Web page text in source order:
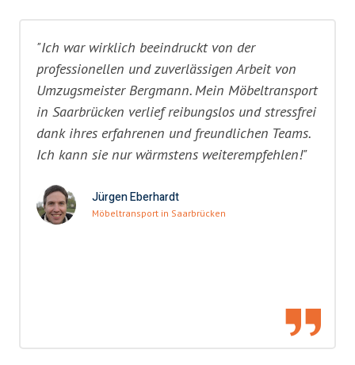
"Ich war wirklich beeindruckt von der
professionellen und zuverlässigen Arbeit von
Umzugsmeister Bergmann. Mein Möbeltransport
in Saarbrücken verlief reibungslos und stressfrei
dank ihres erfahrenen und freundlichen Teams.
Ich kann sie nur wärmstens weiterempfehlen!"
Jürgen Eberhardt
Möbeltransport in Saarbrücken